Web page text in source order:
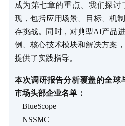
成为第七章的重点。我们探
现，包括应用场景、目标、机
存挑战。同时，对典型AI产品
例、核心技术模块和解决方案
提供了实践指导。
本次调研报告分析覆盖的全球
市场头部企业名单：
BlueScope
NSSMC